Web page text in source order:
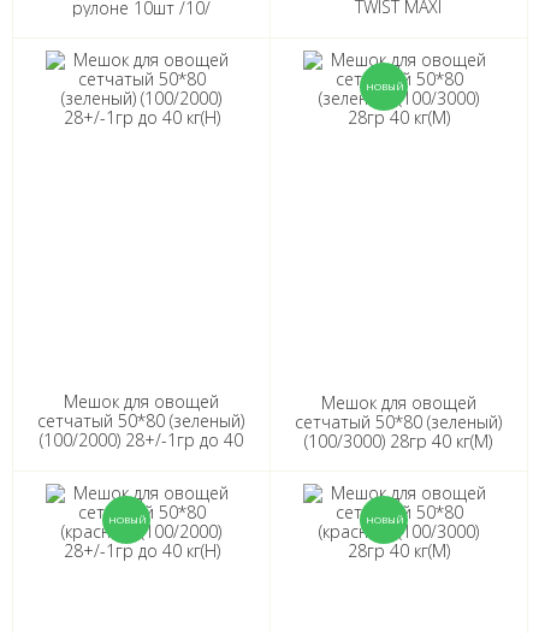
рулоне 10шт /10/
TWIST MAXI
Мешок для овощей
сетчатый 50*80 (зеленый)
(100/2000) 28+/-1гр до 40
Мешок для овощей
сетчатый 50*80 (зеленый)
(100/3000) 28гр 40 кг(М)